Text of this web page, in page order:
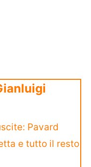
Pavard
e tutto il resto